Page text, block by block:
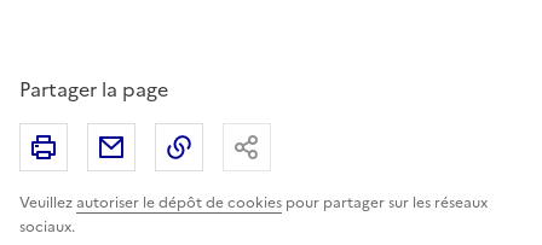
Partager la page
Veuillezautoriser le dépôt de cookies pour partager sur les réseaux
sociaux.
Imprimer Partager par email
Copier le lien